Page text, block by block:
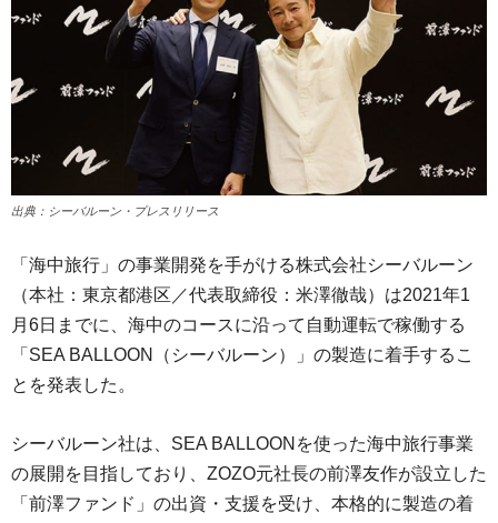
出典：シーバルーン・プレスリリース
「海中旅行」の事業開発を手がける株式会社シーバルーン
（本社：東京都港区／代表取締役：米澤徹哉）は2021年1
月6日までに、海中のコースに沿って自動運転で稼働する
「SEA BALLOON（シーバルーン）」の製造に着手するこ
とを発表した。
シーバルーン社は、SEA BALLOONを使った海中旅行事業
の展開を目指しており、ZOZO元社長の前澤友作が設立した
「前澤ファンド」の出資・支援を受け、本格的に製造の着